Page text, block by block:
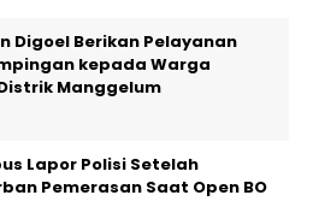
Digoel Berikan Pelayanan
kepada Warga
Manggelum
Lapor Polisi Setelah
Pemerasan Saat Open BO